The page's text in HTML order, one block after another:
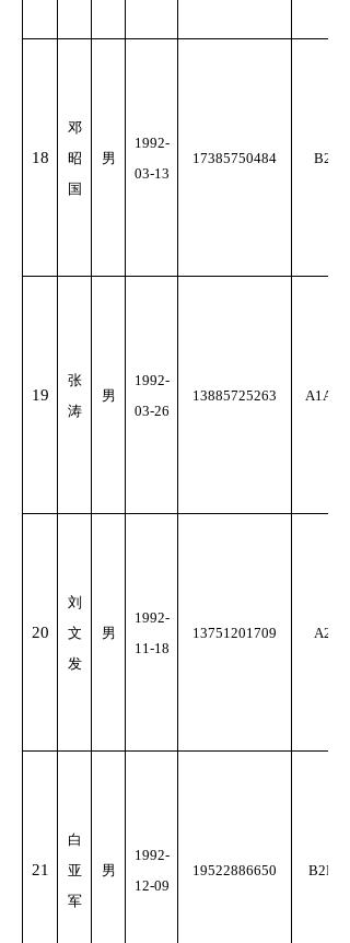
18
邓
昭
国
男
1992-
03-13
17385750484 B2
19
张
涛
男
1992-
03-26
13885725263 A1A2
20
刘
文
发
男
1992-
11-18
13751201709 A2
21
白
亚
军
男
1992-
12-09
19522886650 B2D